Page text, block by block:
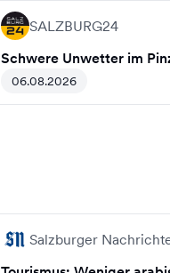
SALZBURG24
Schwere Unwetter im
06.08.2026
Salzburger